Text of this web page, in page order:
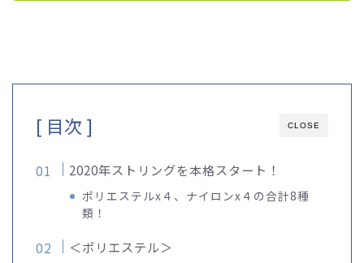
CLOSE
[ 目次 ]
2020年ストリングを本格スタート！
ポリエステルx４、ナイロンx４の合計8種
類！
＜ポリエステル＞